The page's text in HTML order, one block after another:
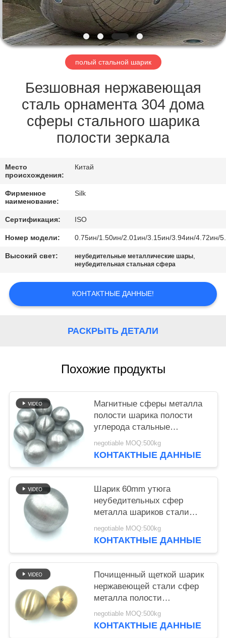
КАЧЕСТВА
СВЯЖИТЕСЬ
МЫ
НОВОСТИ
СЛУЧАИ
СПРОСИТЕ
ЦИТАТУ
КАРТА
PRIVACY
POLICY
полый стальной шарик
Безшовная нержавеющая
сталь орнамента 304 дома
сферы стального шарика
полости зеркала
Место
происхождения:
Китай
Фирменное
наименование:
Silk
Сертификация: ISO
Номер модели: 0.75ин/1.50ин/2.01ин/3.15ин/3.94ин/4.72ин/
Высокий свет: неубедительные металлические шары,
неубедительная стальная сфера
КОНТАКТНЫЕ ДАННЫЕ!
РАСКРЫТЬ ДЕТАЛИ
Похожие продукты
Магнитные сферы металла
полости шарика полости
углерода стальные
отполировали
неубедительный стальной
negotiable MOQ:500kg
КОНТАКТНЫЕ ДАННЫЕ
Шарик 60mm утюга
неубедительных сфер
металла шариков стали
углерода магнитный
неубедительный
negotiable MOQ:500kg
КОНТАКТНЫЕ ДАННЫЕ
Почищенный щеткой шарик
нержавеющей стали сфер
металла полости
волосяного покрова золотой
отполированный
неубедительный с гайкой
negotiable MOQ:500kg
КОНТАКТНЫЕ ДАННЫЕ